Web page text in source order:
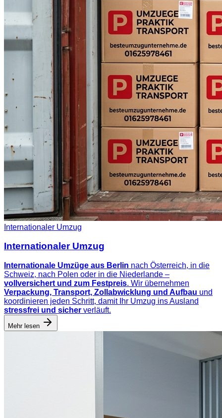
Internationaler Umzug
Internationaler Umzug
Internationale Umzüge aus Berlin nach Österreich, in die
Schweiz, nach Polen oder in die Niederlande –
vollversichert und zum Festpreis. Wir übernehmen
Verpackung, Transport, Zollabwicklung und Aufbau und
koordinieren jeden Schritt, damit Ihr Umzug ins Ausland
stressfrei und sicher verläuft.
Mehr lesen